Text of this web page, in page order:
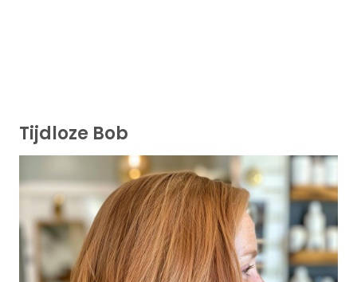
Tijdloze Bob